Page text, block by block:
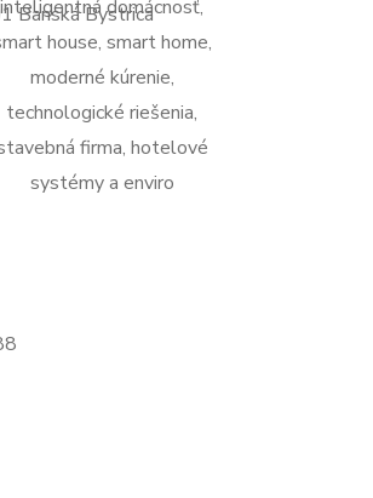
Banská Bystrica